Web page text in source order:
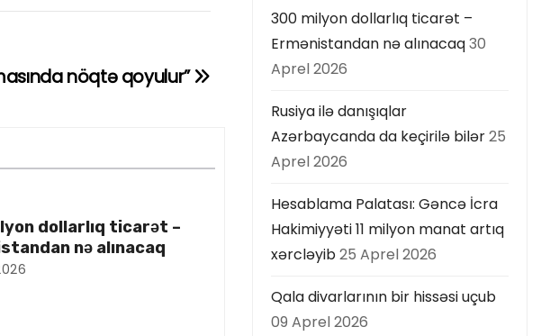
nöqtə qoyulur”
dollarlıq ticarət –
nə alınacaq
300 milyon dollarlıq ticarət –
Ermənistandan nə alınacaq30
Aprel 2026
Rusiya ilə danışıqlar
Azərbaycanda da keçirilə bilər25
Aprel 2026
Hesablama Palatası: Gəncə İcra
Hakimiyyəti 11 milyon manat artıq
xərcləyib25 Aprel 2026
Qala divarlarının bir hissəsi uçub
09 Aprel 2026